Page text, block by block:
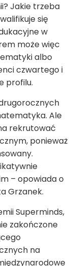
Jakie trzeba
się
w
może więc
albo
czwartego i
profilu.
Ale
rekrutować
ponieważ
– opowiada o
Grzanek.
Superminds,
zakończone
na